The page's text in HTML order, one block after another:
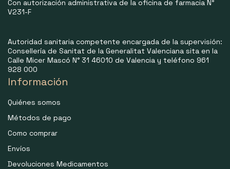
Con autorización administrativa de la oficina de farmacia N°
V231-F
Autoridad sanitaria competente encargada de la supervisión:
Consellería de Sanitat de la Generalitat Valenciana sita en la
Calle Micer Mascó N° 31 46010 de Valencia y teléfono 961
928 000
Información
Quiénes somos
Métodos de pago
Como comprar
Envíos
Devoluciones Medicamentos